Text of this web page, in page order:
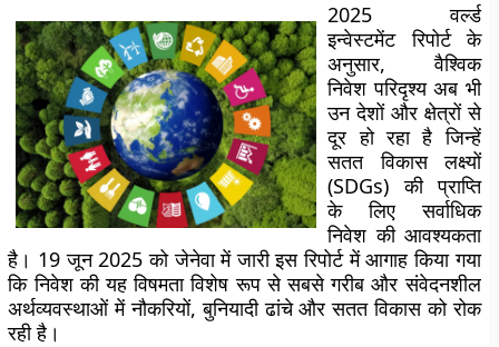
2025 वर्ल्ड
इन्वेस्टमेंट रिपोर्ट के
अनुसार, वैश्विक
निवेश परिदृश्य अब भी
उन देशों और क्षेत्रों से
दूर हो रहा है जिन्हें
सतत विकास लक्ष्यों
(SDGs) की प्राप्ति
के लिए सर्वाधिक
निवेश की आवश्यकता
है। 19 जून 2025 को जेनेवा में जारी इस रिपोर्ट में आगाह किया गया
कि निवेश की यह विषमता विशेष रूप से सबसे गरीब और संवेदनशील
अर्थव्यवस्थाओं में नौकरियों, बुनियादी ढांचे और सतत विकास को रोक
रही है।